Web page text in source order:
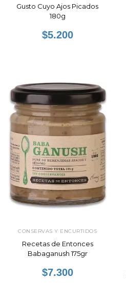
Gusto Cuyo Ajos Picados
180g
$5.200
CONSERVAS Y ENCURTIDOS
Recetas de Entonces
Babaganush 175gr
$7.300